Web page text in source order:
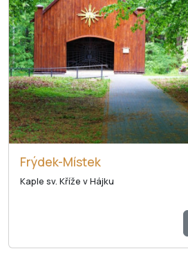
Frýdek-Místek
Kaple sv. Kříže v Hájku